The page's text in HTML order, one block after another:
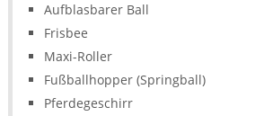
Aufblasbarer Ball
Frisbee
Maxi-Roller
Fußballhopper (Springball)
Pferdegeschirr